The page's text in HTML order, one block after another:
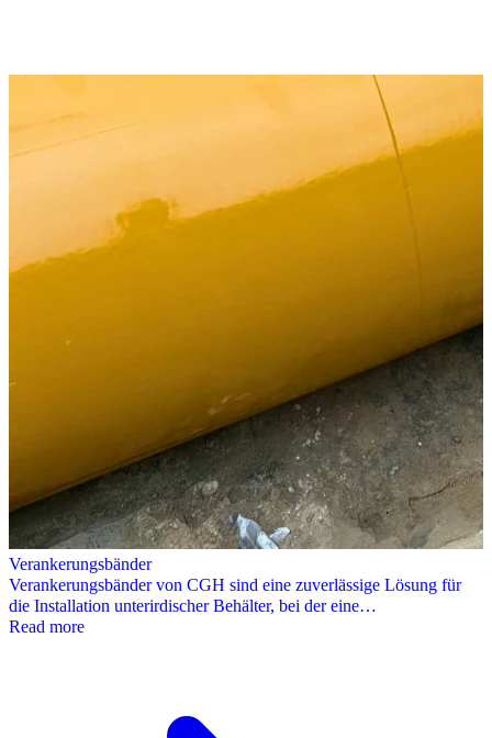
Verankerungsbänder
Verankerungsbänder von CGH sind eine zuverlässige Lösung für
die Installation unterirdischer Behälter, bei der eine…
Read more